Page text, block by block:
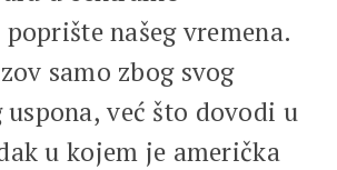
našeg vremena.
samo zbog svog
uspona, već što dovodi u
u kojem je američka